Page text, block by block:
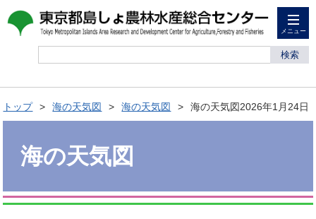
メニュー
検索
トップ 海の天気図 海の天気図 海の天気図2026年1月24日
海の天気図